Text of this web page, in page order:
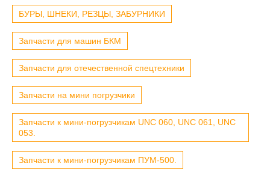
БУРЫ, ШНЕКИ, РЕЗЦЫ, ЗАБУРНИКИ
Запчасти для машин БКМ
Запчасти для отечественной спецтехники
Запчасти на мини погрузчики
Запчасти к мини-погрузчикам UNC 060, UNC 061, UNC
053.
Запчасти к мини-погрузчикам ПУМ-500.